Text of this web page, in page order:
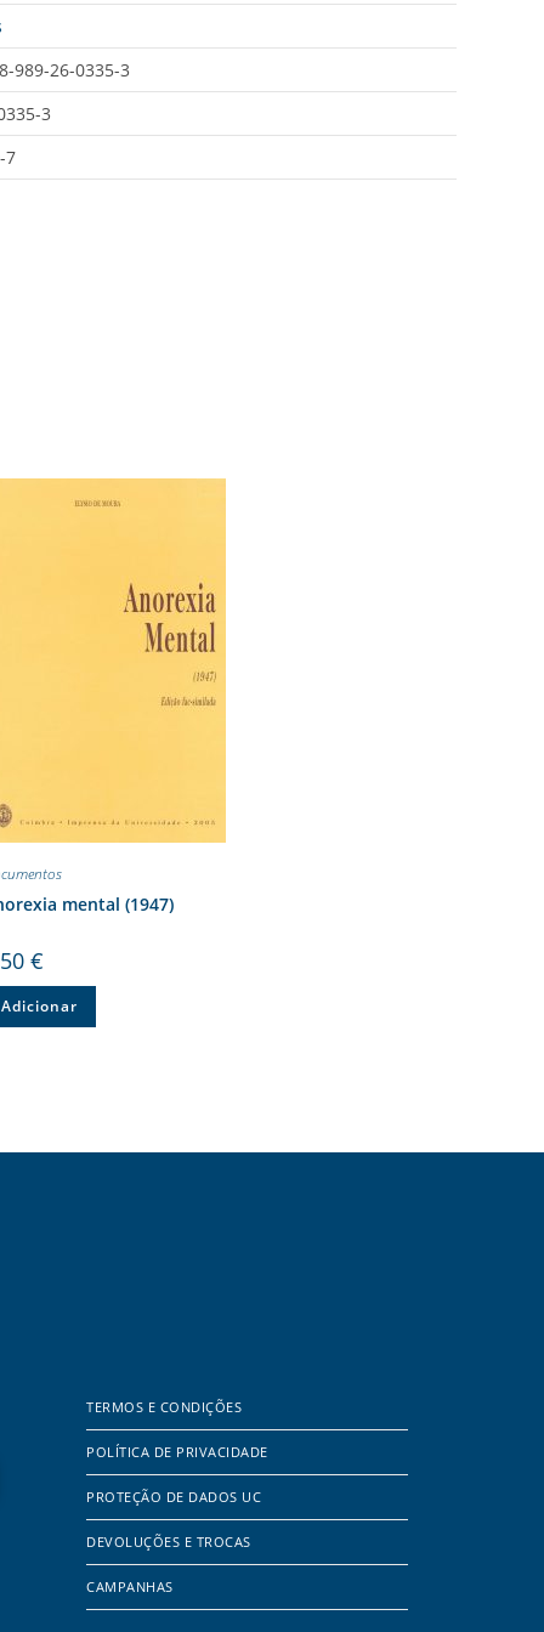
989-26-0335-3
3
7
mental (1947)
€
Adicionar
TERMOS E CONDIÇÕES
POLÍTICA DE PRIVACIDADE
PROTEÇÃO DE DADOS UC
DEVOLUÇÕES E TROCAS
CAMPANHAS